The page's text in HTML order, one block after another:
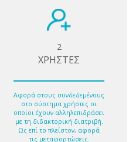
2
ΧΡΗΣΤΕΣ
Αφορά στους συνδεδεμένους
στο σύστημα χρήστες οι
οποίοι έχουν αλληλεπιδράσει
με τη διδακτορική διατριβή.
Ως επί το πλείστον, αφορά
τις μεταφορτώσεις.